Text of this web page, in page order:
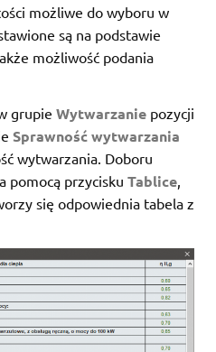
możliwe do wyboru w
są na podstawie
możliwość podania
grupie Wytwarzanie pozycji
Sprawność wytwarzania
wytwarzania. Doboru
pomocą przycisku Tablice,
się odpowiednia tabela z